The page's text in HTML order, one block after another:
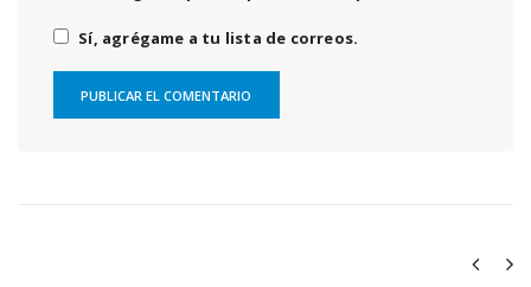
Sí, agrégame a tu lista de correos.